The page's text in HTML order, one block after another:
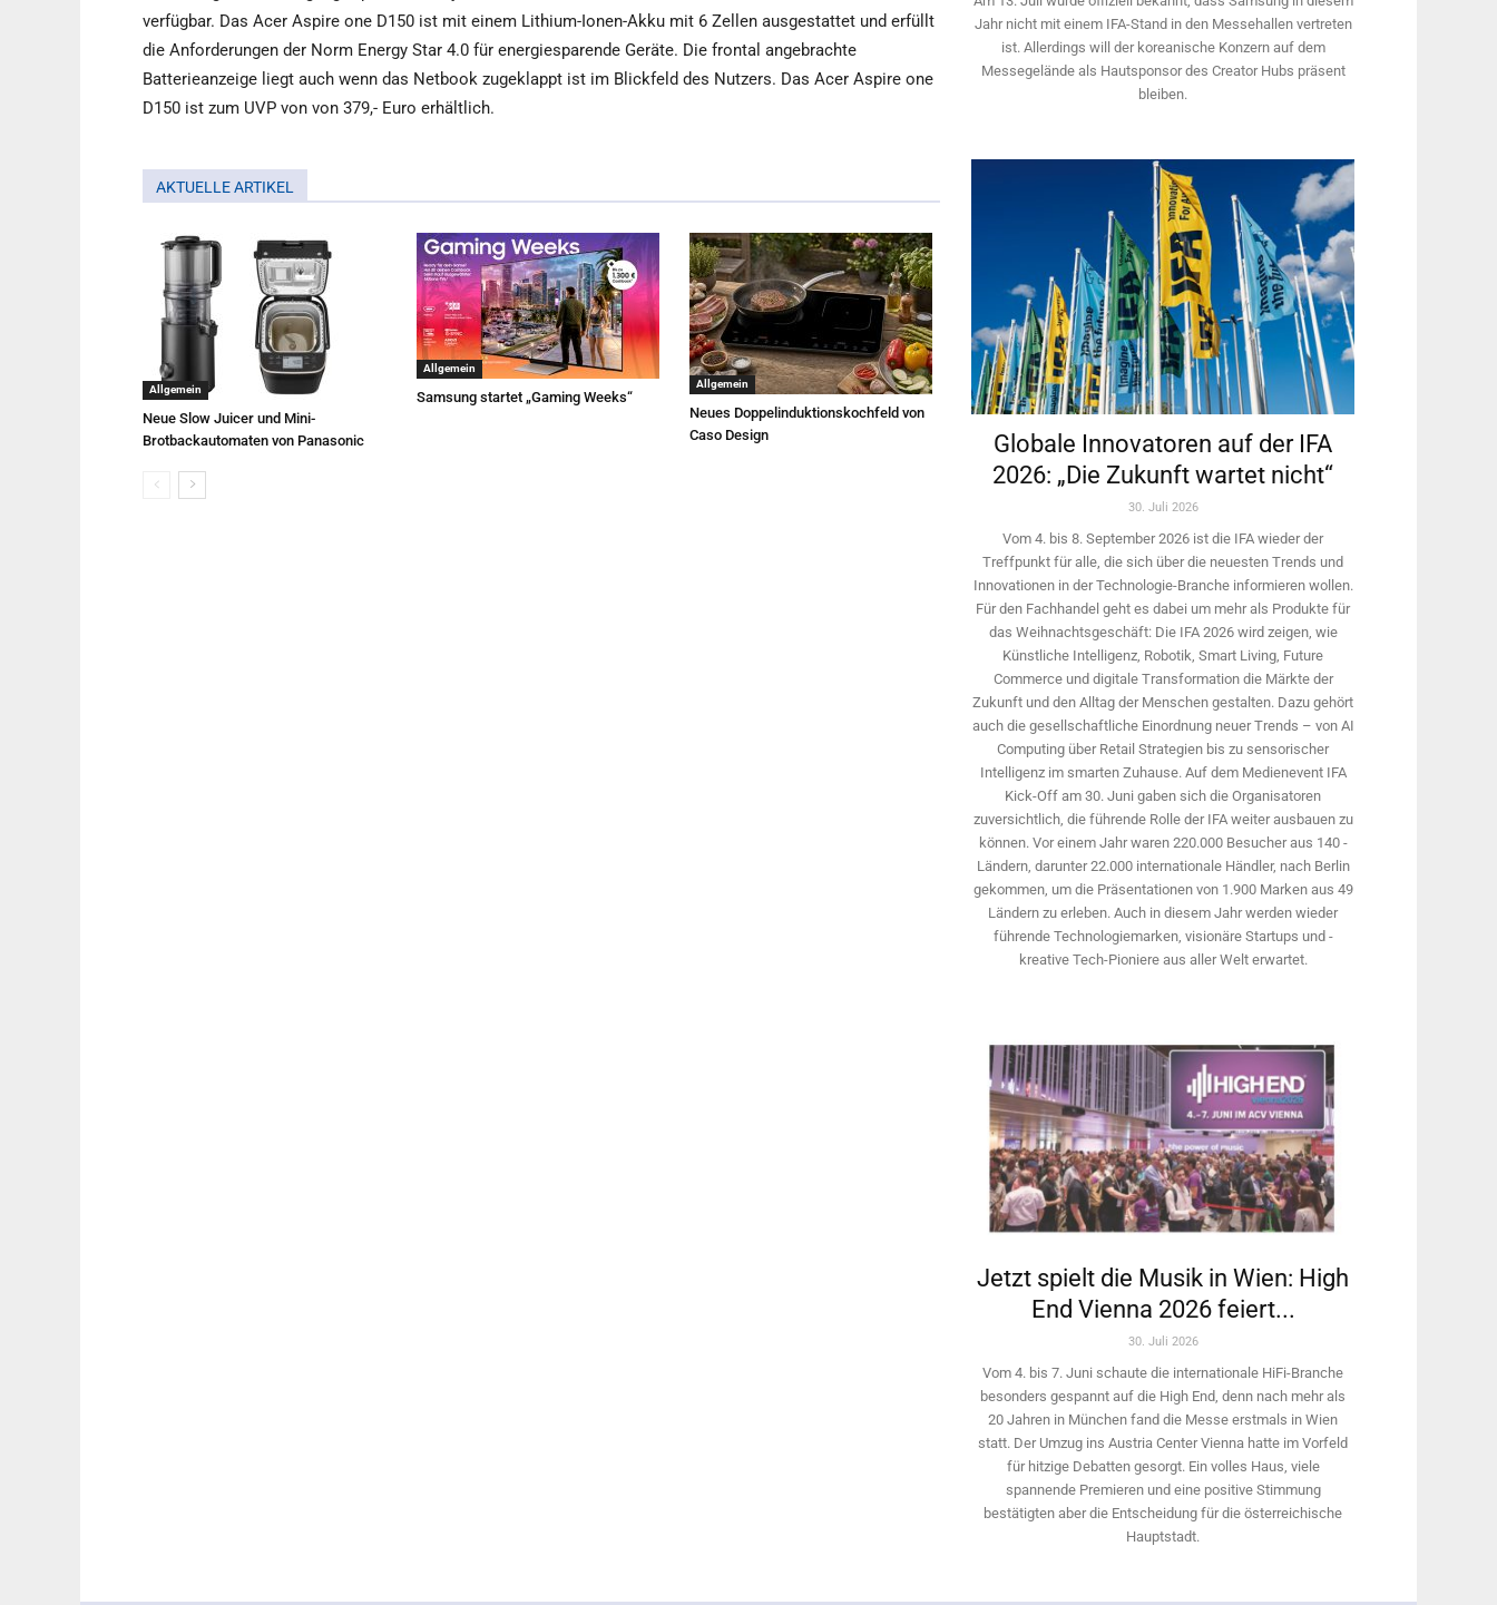
verfügbar. Das Acer Aspire one D150 ist mit einem Lithium-Ionen-Akku mit 6 Zellen ausgestattet und erfüllt
die Anforderungen der Norm Energy Star 4.0 für energiesparende Geräte. Die frontal angebrachte
Batterieanzeige liegt auch wenn das Netbook zugeklappt ist im Blickfeld des Nutzers. Das Acer Aspire one
D150 ist zum UVP von von 379,- Euro erhältlich.
AKTUELLE ARTIKEL
Allgemein
Neue Slow Juicer und Mini-
Brotbackautomaten von Panasonic
Allgemein
Samsung startet „Gaming Weeks“
Allgemein
Neues Doppelinduktionskochfeld von
Caso Design
Jahr nicht mit einem IFA-Stand in den Messehallen vertreten
ist. Allerdings will ­der koreanische Konzern auf dem
Messegelände als Hautsponsor des Creator Hubs präsent
bleiben.
Globale Innovatoren auf der IFA
2026: „Die Zukunft wartet nicht“
30. Juli 2026
Vom 4. bis 8. September 2026 ist die IFA wieder der
Treffpunkt für alle, die sich über die neuesten Trends und
Innovationen in der Technologie-­Branche informieren wollen.
Für den Fachhandel geht es dabei um mehr als Produkte für
das Weihnachtsgeschäft: Die IFA 2026 wird ­zeigen, wie
Künstliche Intelligenz, Robotik, Smart Living, Future
Commerce und digitale Trans­formation die Märkte der
Zukunft und den Alltag der Menschen gestalten. Dazu gehört
auch die gesellschaftliche Einordnung neuer Trends – von AI
Computing über Retail Strategien bis zu sensorischer
Intelligenz im smarten Zuhause. Auf dem Medien­event IFA
Kick-Off am 30. Juni gaben sich die Organisatoren
zuversichtlich, die führende Rolle der IFA weiter ausbauen zu
können. Vor einem Jahr ­waren 220.000 Besucher aus 140 ­
Ländern, ­darunter 22.000 internationale Händler, nach Berlin
gekommen, um die Präsen­tationen von 1.900 Marken aus 49
Ländern zu erleben. Auch in diesem Jahr werden wieder
führende Technologiemarken, visionäre Startups und ­
kreative Tech-Pioniere aus aller Welt erwartet.
Jetzt spielt die Musik in Wien: High
End Vienna 2026 feiert...
30. Juli 2026
Vom 4. bis 7. Juni schaute die internationale HiFi-Branche
besonders gespannt auf die High End, denn nach mehr als
20 Jahren in München fand die Messe erstmals in Wien
statt. Der Umzug ins Austria Center Vienna hatte im Vorfeld
für hitzige Debatten gesorgt. Ein volles Haus, viele
spannende Premieren und eine positive Stimmung
bestätigten aber die Entscheidung für die österreichische
Hauptstadt.